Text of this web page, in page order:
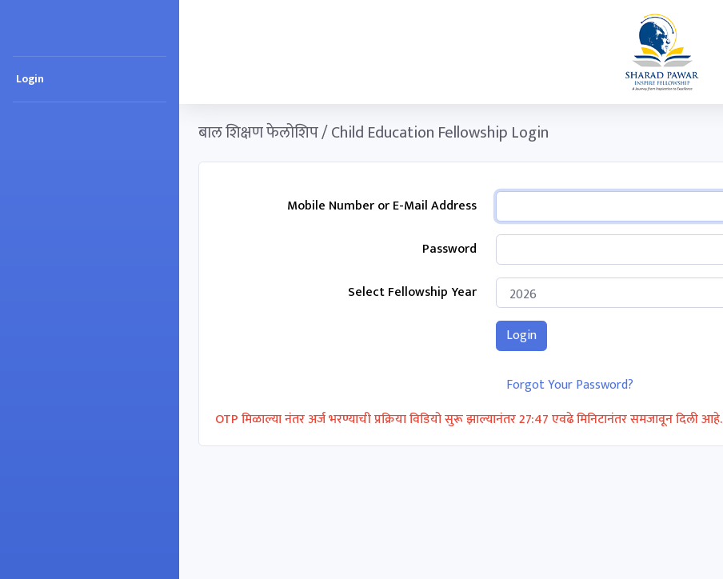
Login
बाल शिक्षण फेलोशिप / Child Education Fellowship Login
Mobile Number or E-Mail Address
Password
Select Fellowship Year
Login
Forgot Your Password?
OTP मिळाल्या नंतर अर्ज भरण्याची प्रक्रिया विडियो सुरू झाल्यानंतर 27:47 एवढे मिनिटानंतर समजावून दिली आहे.